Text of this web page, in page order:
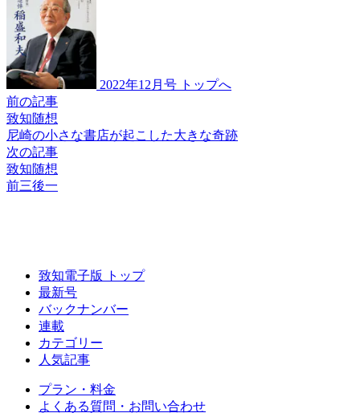
2022年12月号 トップへ
前の記事
致知随想
尼崎の小さな書店が起こした大きな奇跡
次の記事
致知随想
前三後一
致知電子版 トップ
最新号
バックナンバー
連載
カテゴリー
人気記事
プラン・料金
よくある質問・お問い合わせ